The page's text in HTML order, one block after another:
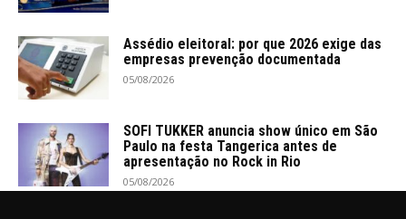
Assédio eleitoral: por que 2026 exige das
empresas prevenção documentada
05/08/2026
SOFI TUKKER anuncia show único em São
Paulo na festa Tangerica antes de
apresentação no Rock in Rio
05/08/2026